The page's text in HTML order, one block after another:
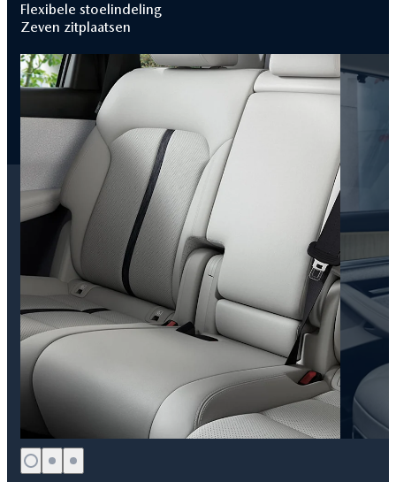
Flexibele stoelindeling
Zeven zitplaatsen